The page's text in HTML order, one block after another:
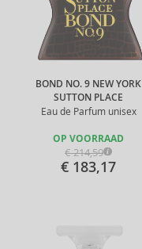
BOND NO. 9 NEW YORK
SUTTON PLACE
Eau de Parfum unisex
OP VOORRAAD
€ 214,59
€ 183,17